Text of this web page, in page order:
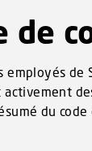
de
de
activement
du